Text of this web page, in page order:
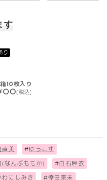
す
り
10枚入り
〇〇(税込)
直美 #ゆうこす
(なんぶももか) #白石麻衣
わにしみき #倖田來未